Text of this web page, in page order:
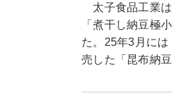
太子食品工業は
「煮干し納豆極
た。25年3月に
売した「昆布納